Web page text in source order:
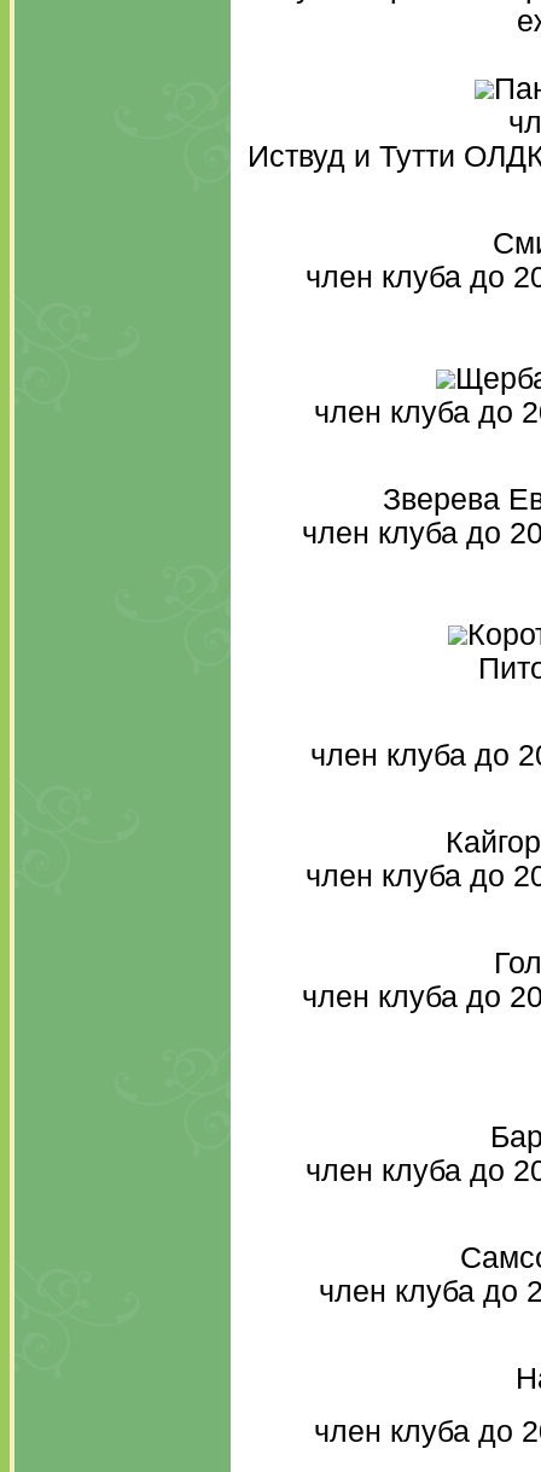
Иствуд и Тутти
член клуба до
член клуба до
Зверева
член клуба до
член клуба до
член клуба до
член клуба до
член клуба до
член клуба до
член клуба до